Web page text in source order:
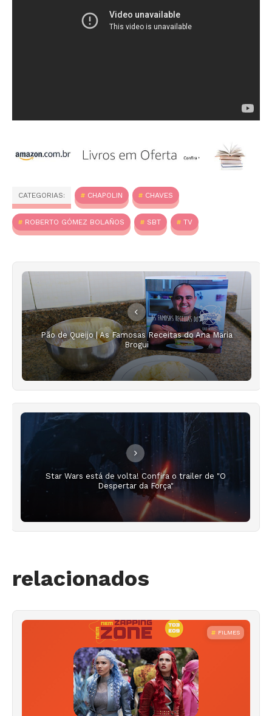
CATEGORIAS: CHAPOLIN CHAVES
ROBERTO GÓMEZ BOLAÑOS SBT TV
Pão de Queijo | As Famosas Receitas do Ana Maria
Brogui
Star Wars está de volta! Confira o trailer de "O
Despertar da Força"
relacionados
FILMES